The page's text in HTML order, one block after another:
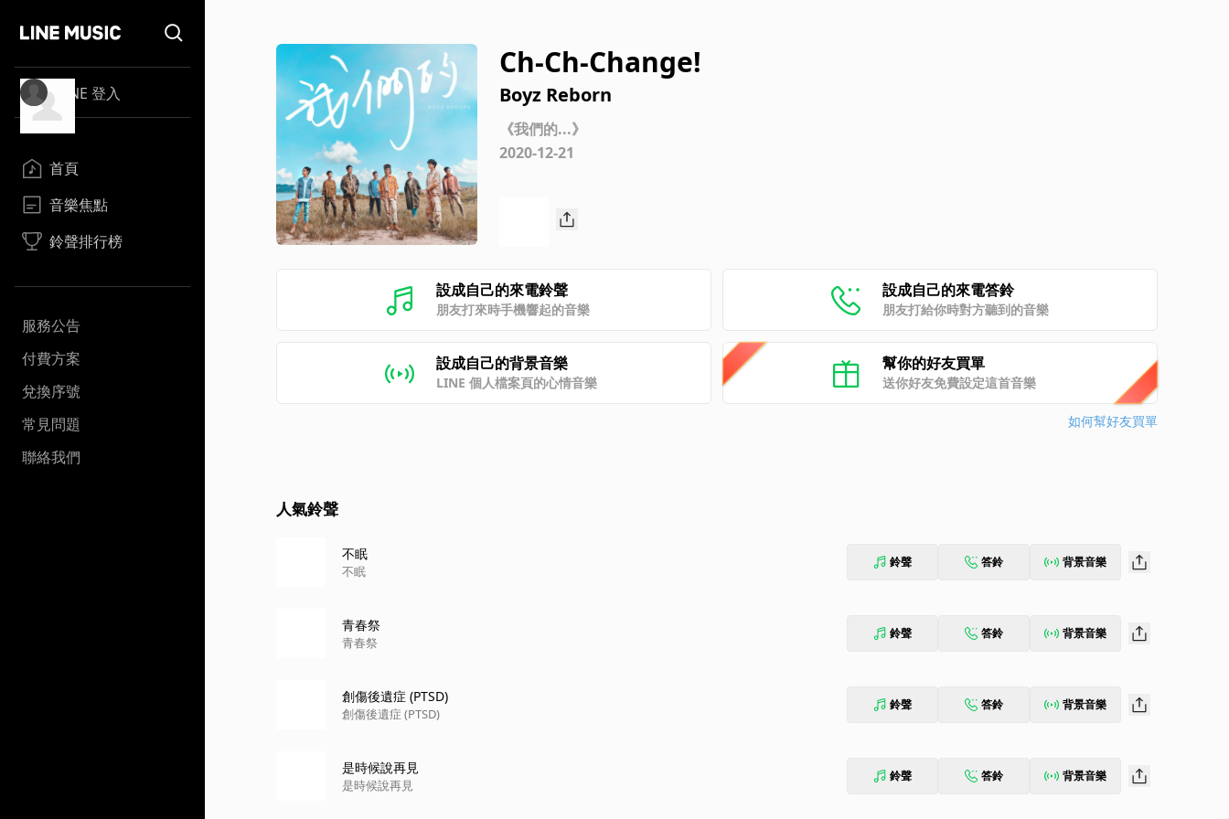
LINE 登入
首頁
音樂焦點
鈴聲排行榜
服務公告
付費方案
兌換序號
常見問題
聯絡我們
Ch-Ch-Change!
Boyz Reborn
《我們的...》
2020-12-21
設成自己的來電鈴聲
朋友打來時手機響起的音樂
設成自己的來電答鈴
朋友打給你時對方聽到的音樂
設成自己的背景音樂
LINE 個人檔案頁的心情音樂
幫你的好友買單
送你好友免費設定這首音樂
如何幫好友買單
人氣鈴聲
不眠
不眠
鈴聲 答鈴 背景音樂
青春祭
青春祭
鈴聲 答鈴 背景音樂
創傷後遺症 (PTSD)
創傷後遺症 (PTSD)
鈴聲 答鈴 背景音樂
是時候說再見
是時候說再見
鈴聲 答鈴 背景音樂